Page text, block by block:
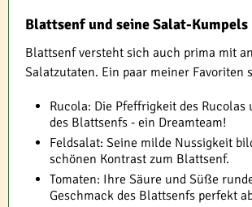
Blattsenf und seine Salat-Kumpels
Blattsenf versteht sich auch prima mit
Salatzutaten. Ein paar meiner Favoriten
Rucola: Die Pfeffrigkeit des Rucolas
des Blattsenfs - ein Dreamteam!
Feldsalat: Seine milde Nussigkeit
schönen Kontrast zum Blattsenf.
Tomaten: Ihre Säure und Süße
Geschmack des Blattsenfs perfekt